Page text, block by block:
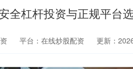
全杠杆投资与正规平台
平台：在线炒股配资 更新：